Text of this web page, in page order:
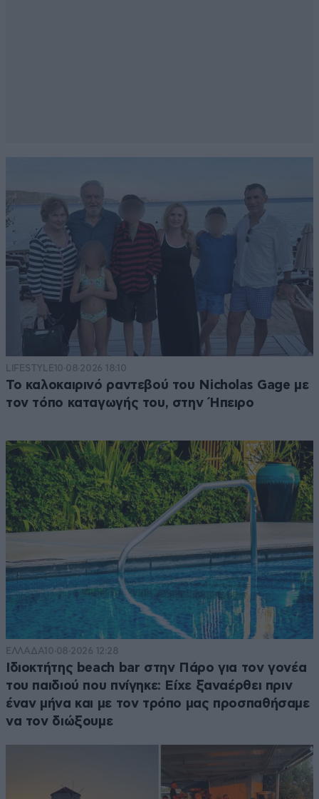
LIFESTYLE10·08·2026 18:10
Το καλοκαιρινό ραντεβού του Nicholas Gage με
τον τόπο καταγωγής του, στην Ήπειρο
ΕΛΛΑΔΑ10·08·2026 12:28
Ιδιοκτήτης beach bar στην Πάρο για τον γονέα
του παιδιού που πνίγηκε: Είχε ξαναέρθει πριν
έναν μήνα και με τον τρόπο μας προσπαθήσαμε
να τον διώξουμε